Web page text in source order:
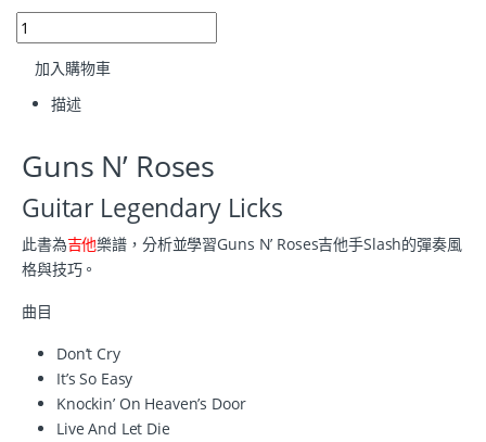
加入購物車
描述
Guns N’ Roses
Guitar Legendary Licks
此書為吉他樂譜，分析並學習Guns N’ Roses吉他手Slash的彈奏風
格與技巧。
曲目
Don’t Cry
It’s So Easy
Knockin’ On Heaven’s Door
Live And Let Die